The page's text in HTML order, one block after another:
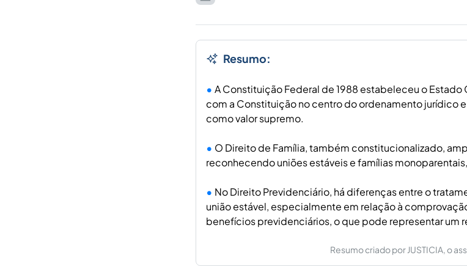
Resumo:
A Constituição Federal de 1988 estabeleceu o
com a Constituição no centro do ordenamento jurídico
como valor supremo.
O Direito de Família, também constitucionalizado,
reconhecendo uniões estáveis e famílias
No Direito Previdenciário, há diferenças entre o
união estável, especialmente em relação à
benefícios previdenciários, o que pode representar um
Resumo criado por JUSTICIA, o